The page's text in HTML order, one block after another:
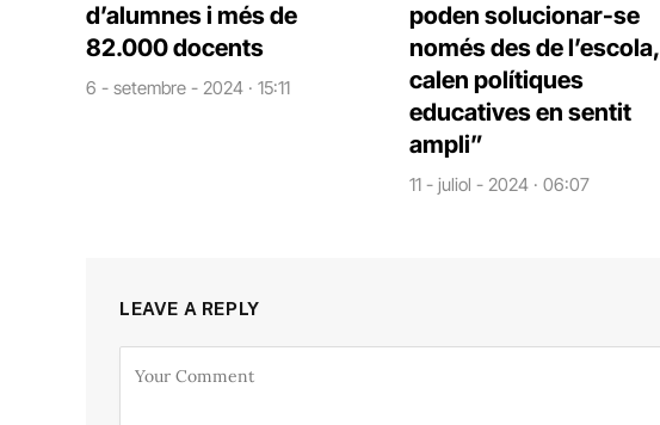
d’alumnes i més de
82.000 docents
6 - setembre - 2024 · 15:11
poden solucionar-se
només des de l’escola,
calen polítiques
educatives en sentit
ampli”
11 - juliol - 2024 · 06:07
LEAVE A REPLY